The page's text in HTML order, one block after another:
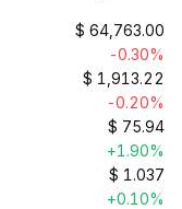
$ 64,763.00
-0.30%
$ 1,913.22
-0.20%
$ 75.94
+1.90%
$ 1.037
+0.10%